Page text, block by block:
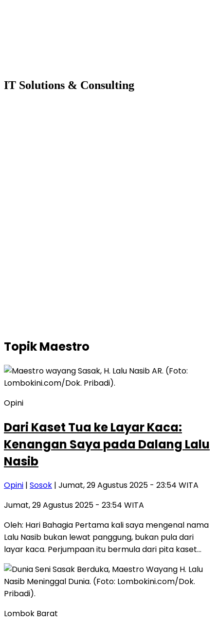
IT Solutions & Consulting
TopikMaestro
Opini
Dari Kaset Tua ke Layar Kaca:
Kenangan Saya pada Dalang Lalu
Nasib
Opini | Sosok | Jumat, 29 Agustus 2025 - 23:54 WITA
Jumat, 29 Agustus 2025 - 23:54 WITA
Oleh: Hari Bahagia Pertama kali saya mengenal nama
Lalu Nasib bukan lewat panggung, bukan pula dari
layar kaca. Perjumpaan itu bermula dari pita kaset…
Lombok Barat